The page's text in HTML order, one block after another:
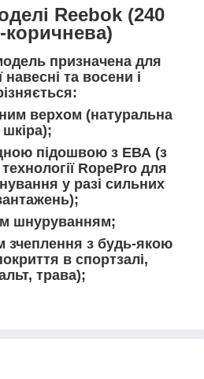
Reebok (240
коричнева)
призначена для
навесні та восени і
верхом (натуральна
шкіра);
підошвою з ЕВА (з
RopePro для
у разі сильних
шнуруванням;
зчеплення з будь-якою
в спортзалі,
трава);